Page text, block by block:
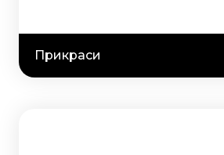
Прикраси